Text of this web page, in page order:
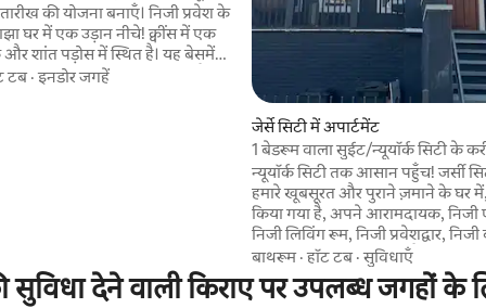
की योजना बनाएँ। निजी प्रवेश के
घर में एक उड़ान नीचे! क्वींस में एक
शांत पड़ोस में स्थित है। यह बेसमेंट
रूप से सेट अप की जाती है, जो
टब·इनडोर जगहें
जेर्से सिटी में अपार्टमेंट
1 बेडरूम वाला सुईट/न्यूयॉर्क सिटी के
निजी/आँगन
न्यूयॉर्क सिटी तक आसान पहुँच! जर्सी
हमारे खूबसूरत और पुराने ज़माने के घर में,
किया गया है, अपने आरामदायक,
निजी लिविंग रूम, निजी प्रवेशद्वार,
छोटे-से किचन (ओवन नहीं है, सिर्फ़ एक
पर आसानी से खाना बनाया जा सकता
आपके पास एक आरामदायक बिस्तर
बाथरूम·हॉट टब·सुविधाएँ
सुविधा देने वाली किराए पर उपलब्ध जगहों के